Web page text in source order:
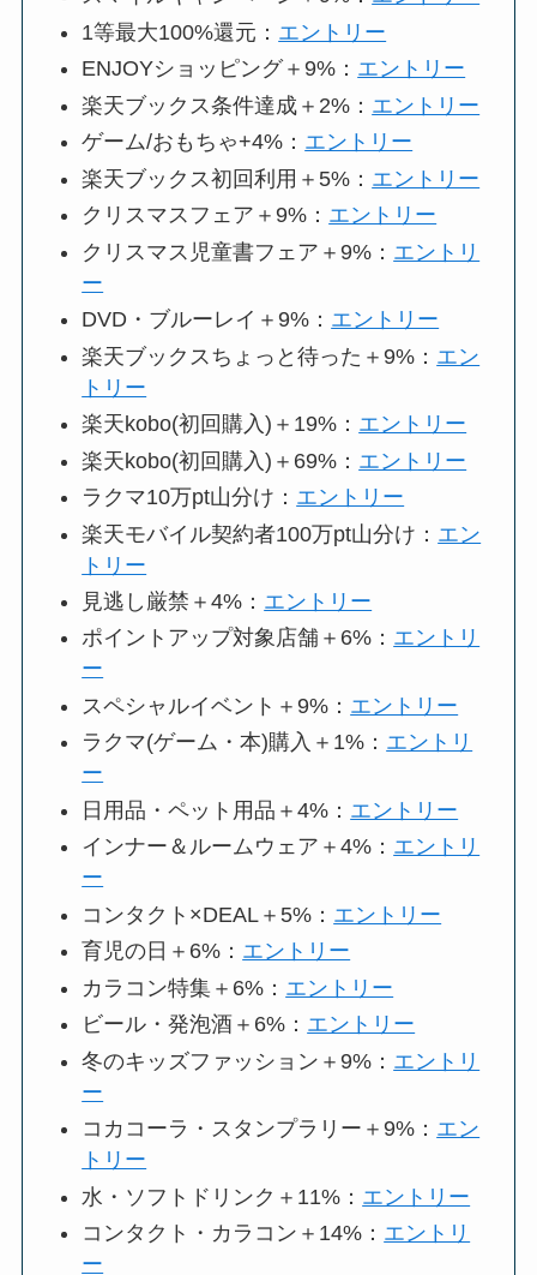
1等最大100%還元： エントリー
ENJOYショッピング＋9%： エントリー
楽天ブックス条件達成＋2%： エントリー
ゲーム/おもちゃ+4%： エントリー
楽天ブックス初回利用＋5%： エントリー
クリスマスフェア＋9%： エントリー
クリスマス児童書フェア＋9%： エントリ
ー
DVD・ブルーレイ＋9%： エントリー
楽天ブックスちょっと待った＋9%： エン
トリー
楽天kobo(初回購入)＋19%： エントリー
楽天kobo(初回購入)＋69%： エントリー
ラクマ10万pt山分け： エントリー
楽天モバイル契約者100万pt山分け： エン
トリー
見逃し厳禁＋4%： エントリー
ポイントアップ対象店舗＋6%： エントリ
ー
スペシャルイベント＋9%： エントリー
ラクマ(ゲーム・本)購入＋1%： エントリ
ー
日用品・ペット用品＋4%： エントリー
インナー＆ルームウェア＋4%： エントリ
ー
コンタクト×DEAL＋5%： エントリー
育児の日＋6%： エントリー
カラコン特集＋6%： エントリー
ビール・発泡酒＋6%： エントリー
冬のキッズファッション＋9%： エントリ
ー
コカコーラ・スタンプラリー＋9%： エン
トリー
水・ソフトドリンク＋11%： エントリー
コンタクト・カラコン＋14%： エントリ
ー